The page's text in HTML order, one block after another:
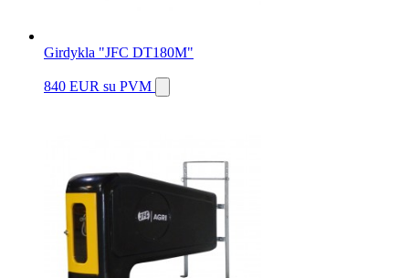
Girdykla "JFC DT180M"
840 EUR su PVM